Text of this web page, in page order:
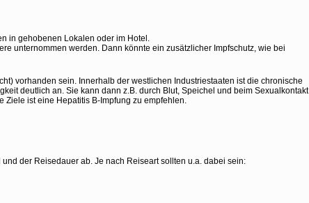
in gehobenen Lokalen oder im Hotel.
unternommen werden. Dann könnte ein zusätzlicher Impfschutz, wie bei
vorhanden sein. Innerhalb der westlichen Industriestaaten ist die chronische
deutlich an. Sie kann dann z.B. durch Blut, Speichel und beim Sexualkontakt
ist eine Hepatitis B-Impfung zu empfehlen.
der Reisedauer ab. Je nach Reiseart sollten u.a. dabei sein: